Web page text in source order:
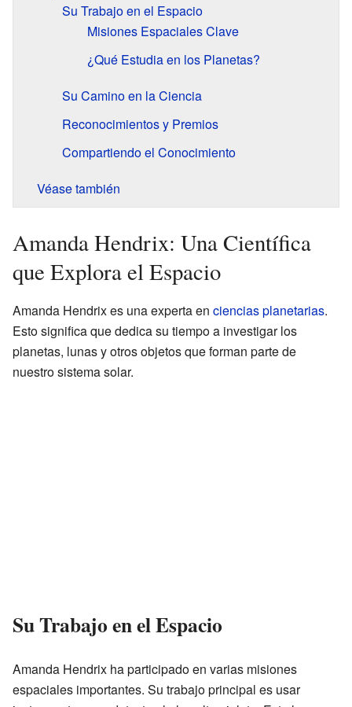
Su Trabajo en el Espacio
Misiones Espaciales Clave
¿Qué Estudia en los Planetas?
Su Camino en la Ciencia
Reconocimientos y Premios
Compartiendo el Conocimiento
Véase también
Amanda Hendrix: Una Científica
que Explora el Espacio
Amanda Hendrix es una experta en ciencias planetarias.
Esto significa que dedica su tiempo a investigar los
planetas, lunas y otros objetos que forman parte de
nuestro sistema solar.
Su Trabajo en el Espacio
Amanda Hendrix ha participado en varias misiones
espaciales importantes. Su trabajo principal es usar